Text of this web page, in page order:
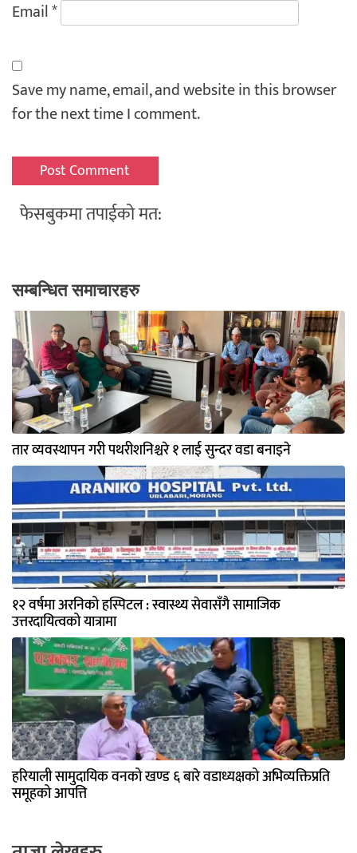
Email*
Save my name, email, and website in this browser
for the next time I comment.
फेसबुकमा तपाईको मत:
सम्बन्धित समाचारहरु
तार व्यवस्थापन गरी पथरीशनिश्चरे १ लाई सुन्दर वडा बनाइने
१२ वर्षमा अरनिको हस्पिटल : स्वास्थ्य सेवासँगै सामाजिक
उत्तरदायित्वको यात्रामा
हरियाली सामुदायिक वनको खण्ड ६ बारे वडाध्यक्षको अभिव्यक्तिप्रति
समूहको आपत्ति